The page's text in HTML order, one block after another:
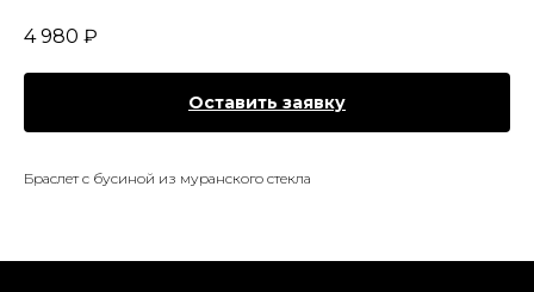
4 980 ₽
Оставить заявку
Браслет с бусиной из муранского стекла